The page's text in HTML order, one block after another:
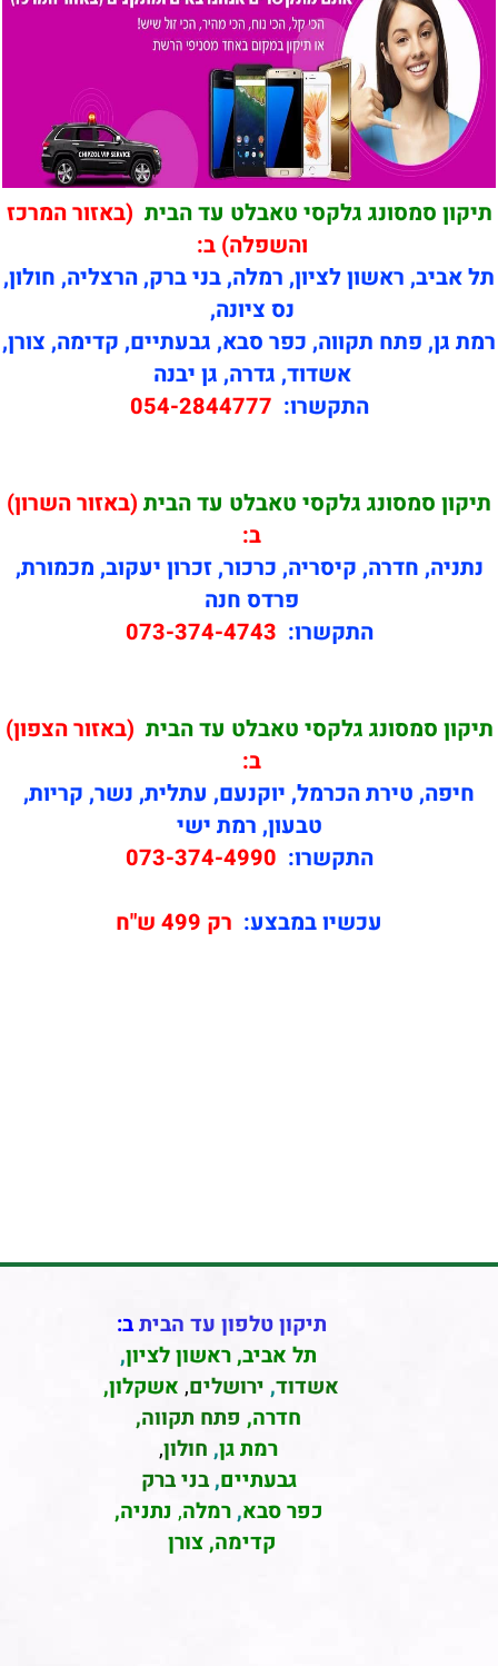
תיקון סמסונג גלקסי טאבלט עד הבית (באזור המרכז
והשפלה) ב:
תל אביב, ראשון לציון, רמלה, בני ברק, הרצליה, חולון,
נס ציונה,
רמת גן, פתח תקווה, כפר סבא, גבעתיים, קדימה, צורן,
אשדוד, גדרה, גן יבנה
התקשרו: 054-2844777
תיקון סמסונג גלקסי טאבלט עד הבית (באזור השרון)
ב:
נתניה, חדרה, קיסריה, כרכור, זכרון יעקוב, מכמורת,
פרדס חנה
התקשרו: 073-374-4743
תיקון סמסונג גלקסי טאבלט עד הבית (באזור הצפון)
ב:
חיפה, טירת הכרמל, יוקנעם, עתלית, נשר, קריות,
טבעון, רמת ישי
התקשרו: 073-374-4990
עכשיו במבצע: רק 499 ש"ח
תיקון טלפון עד הביתב:
תל אביב, ראשון לציון,
אשדוד, ירושלים, אשקלון,
חדרה, פתח תקווה,
רמת גן, חולון,
גבעתיים,בני ברק
כפר סבא,רמלה, נתניה,
קדימה, צורן